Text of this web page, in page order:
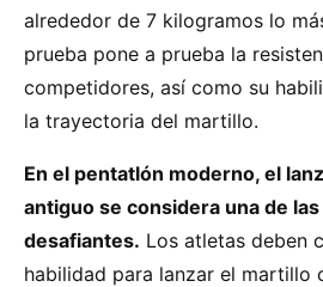
alrededor de 7 kilogramos lo
prueba pone a prueba la
competidores, así como su
la trayectoria del martillo.
En el pentatlón moderno, el
antiguo se considera una de
desafiantes. Los atletas deben
habilidad para lanzar el martillo